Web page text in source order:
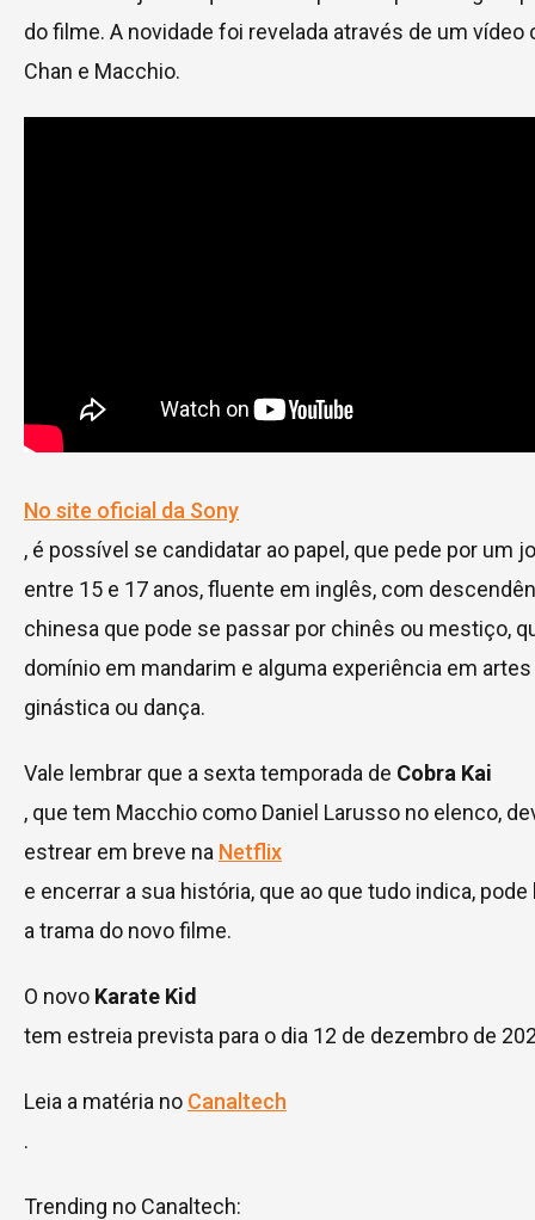
do filme. A novidade foi revelada através de um vídeo
Chan e Macchio.
No site oficial da Sony
, é possível se candidatar ao papel, que pede por um
entre 15 e 17 anos, fluente em inglês, com
chinesa que pode se passar por chinês ou mestiço,
domínio em mandarim e alguma experiência em
ginástica ou dança.
Vale lembrar que a sexta temporada de Cobra Kai
, que tem Macchio como Daniel Larusso no elenco,
estrear em breve na Netflix
e encerrar a sua história, que ao que tudo indica, pode
a trama do novo filme.
O novo Karate Kid
tem estreia prevista para o dia 12 de dezembro de
Leia a matéria no Canaltech
.
Trending no Canaltech: